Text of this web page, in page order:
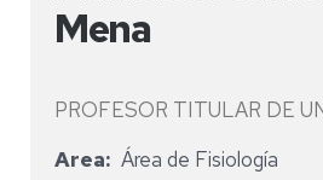
Mena
PROFESOR TITULAR DE
Area
Área de Fisiología